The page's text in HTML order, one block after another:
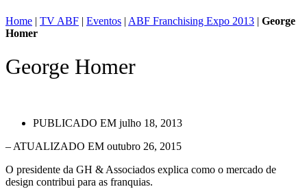
Home | TV ABF | Eventos | ABF Franchising Expo 2013 | George
Homer
George Homer
PUBLICADO EM julho 18, 2013
– ATUALIZADO EM outubro 26, 2015
O presidente da GH & Associados explica como o mercado de
design contribui para as franquias.